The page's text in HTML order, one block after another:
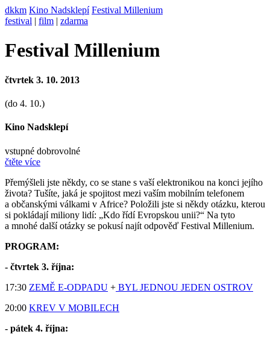
dkkm Kino Nadsklepí Festival Millenium
festival | film | zdarma
Festival Millenium
čtvrtek 3. 10. 2013
(do 4. 10.)
Kino Nadsklepí
vstupné dobrovolné
čtěte více
Přemýšleli jste někdy, co se stane s vaší elektronikou na konci jejího
života? Tušíte, jaká je spojitost mezi vaším mobilním telefonem
a občanskými válkami v Africe? Položili jste si někdy otázku, kterou
si pokládají miliony lidí: „Kdo řídí Evropskou unii?“ Na tyto
a mnohé další otázky se pokusí najít odpověď Festival Millenium.
PROGRAM:
- čtvrtek 3. října:
17:30 ZEMĚ E-ODPADU + BYL JEDNOU JEDEN OSTROV
20:00 KREV V MOBILECH
- pátek 4. října: